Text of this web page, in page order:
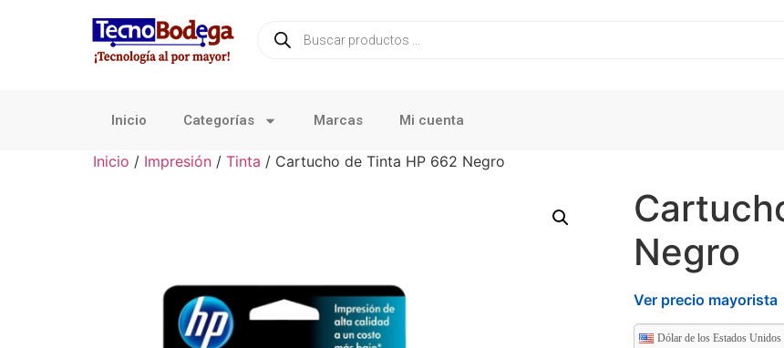
Inicio Categorías Marcas Mi cuenta
Inicio / Impresión / Tinta / Cartucho de Tinta HP 662 Negro
Negro
Ver precio mayorista
Dólar de los Estados